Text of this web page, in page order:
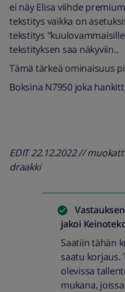
ei näy Elisa viihde
tekstitys vaikka on
tekstitys
tekstityksen saa näkyviin..
Tämä tärkeä ominaisuus
Boksina N7950 joka
EDIT 22.12.2022 //
draakki
jakoi
Saatiin tähän
saatu korjaus.
olevissa
mukana,